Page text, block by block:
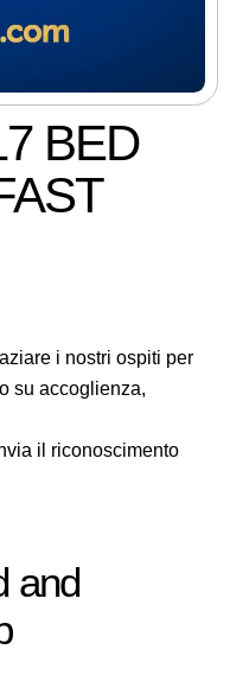
BED
i nostri ospiti per
su accoglienza,
il riconoscimento
and